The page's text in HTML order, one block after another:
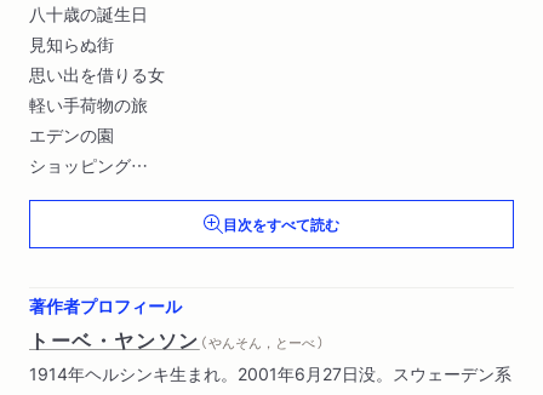
八十歳の誕生日
見知らぬ街
思い出を借りる女
軽い手荷物の旅
エデンの園
ショッピング
森
鴎
目次をすべて読む
著作者プロフィール
トーベ・ヤンソン （ やんそん，とーべ ）
1914年ヘルシンキ生まれ。2001年6月27日没。スウェーデン系